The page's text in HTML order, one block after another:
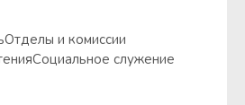
Отделы и комиссии
Социальное служение